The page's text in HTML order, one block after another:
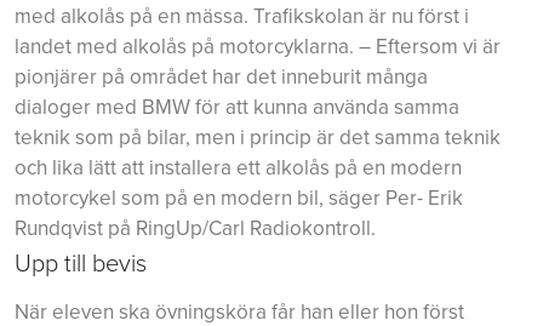
med alkolås på en mässa. Trafikskolan är nu först i
landet med alkolås på motorcyklarna. – Eftersom vi är
pionjärer på området har det inneburit många
dialoger med BMW för att kunna använda samma
teknik som på bilar, men i princip är det samma teknik
och lika lätt att installera ett alkolås på en modern
motorcykel som på en modern bil, säger Per- Erik
Rundqvist på RingUp/Carl Radiokontroll.
Upp till bevis
När eleven ska övningsköra får han eller hon först